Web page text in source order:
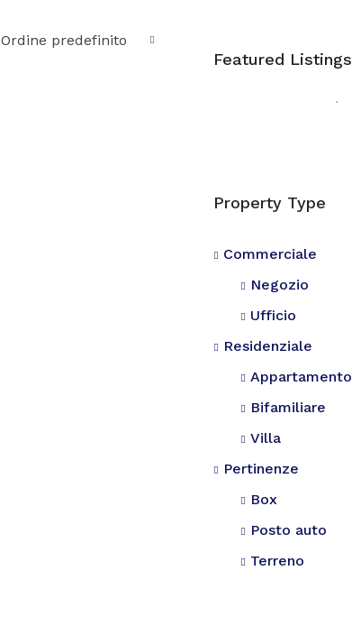
Ordine predefinito
Featured Listings
Property Type
Commerciale
Negozio
Ufficio
Residenziale
Appartamento
Bifamiliare
Villa
Pertinenze
Box
Posto auto
Terreno